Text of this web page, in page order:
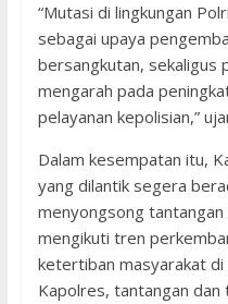
“Mutasi di lingkungan
sebagai upaya
bersangkutan, sekaligus
mengarah pada
pelayanan kepolisian,”
Dalam kesempatan itu,
yang dilantik segera
menyongsong
mengikuti tren
ketertiban masyarakat
Kapolres, tantangan dan